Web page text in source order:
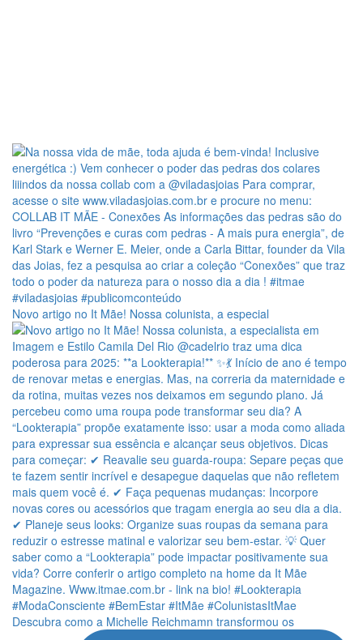
Novo artigo no It Mãe! Nossa colunista, a especial
Descubra como a Michelle Reichmamn transformou os